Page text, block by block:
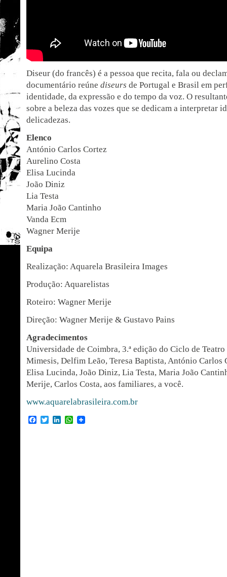
Diseur (do francês) é a pessoa que recita, fala ou
documentário reúne diseurs de Portugal e Brasil em
identidade, da expressão e do tempo da voz. O
sobre a beleza das vozes que se dedicam a interpretar
delicadezas.
Elenco
António Carlos Cortez
Aurelino Costa
Elisa Lucinda
João Diniz
Lia Testa
Maria João Cantinho
Vanda Ecm
Wagner Merije
Equipa
Realização: Aquarela Brasileira Images
Produção: Aquarelistas
Roteiro: Wagner Merije
Direção: Wagner Merije & Gustavo Pains
Agradecimentos
Universidade de Coimbra, 3.ª edição do Ciclo de
Mimesis, Delfim Leão, Teresa Baptista, António Carlos
Elisa Lucinda, João Diniz, Lia Testa, Maria João
Merije, Carlos Costa, aos familiares, a você.
www.aquarelabrasileira.com.br
Facebook
TwitterLinkedInWhatsApp